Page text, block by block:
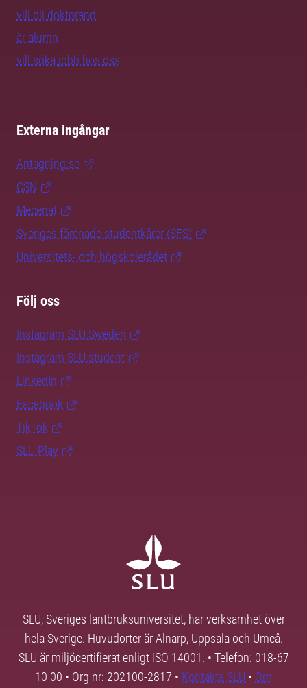
vill bli doktorand
är alumn
vill söka jobb hos oss
Externa ingångar
Antagning.se
CSN
Mecenat
Sveriges förenade studentkårer (SFS)
Universitets- och högskolerådet
Följ oss
Instagram SLU.Sweden
Instagram SLU.student
LinkedIn
Facebook
TikTok
SLU Play
SLU, Sveriges lantbruksuniversitet, har verksamhet över
hela Sverige. Huvudorter är Alnarp, Uppsala och Umeå.
SLU är miljöcertifierat enligt ISO 14001. • Telefon: 018-67
10 00 • Org nr: 202100-2817 • Kontakta SLU • Om